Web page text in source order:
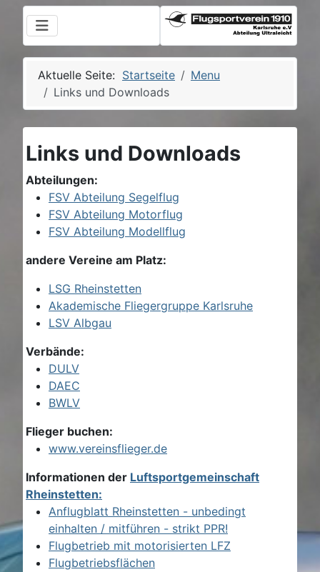
Aktuelle Seite: Startseite
Menu
Links und Downloads
Links und Downloads
Abteilungen:
FSV Abteilung Segelflug
FSV Abteilung Motorflug
FSV Abteilung Modellflug
andere Vereine am Platz:
LSG Rheinstetten
Akademische Fliegergruppe Karlsruhe
LSV Albgau
Verbände:
DULV
DAEC
BWLV
Flieger buchen:
www.vereinsflieger.de
Informationen der Luftsportgemeinschaft
Rheinstetten:
Anflugblatt Rheinstetten - unbedingt
einhalten / mitführen - strikt PPR!
Flugbetrieb mit motorisierten LFZ
Flugbetriebsflächen